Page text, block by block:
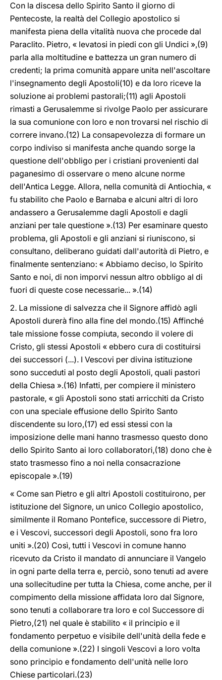
Con la discesa dello Spirito Santo il giorno di
Pentecoste, la realtà del Collegio apostolico si
manifesta piena della vitalità nuova che procede dal
Paraclito. Pietro, « levatosi in piedi con gli Undici »,(9)
parla alla moltitudine e battezza un gran numero di
credenti; la prima comunità appare unita nell'ascoltare
l'insegnamento degli Apostoli(10) e da loro riceve la
soluzione ai problemi pastorali;(11) agli Apostoli
rimasti a Gerusalemme si rivolge Paolo per assicurare
la sua comunione con loro e non trovarsi nel rischio di
correre invano.(12) La consapevolezza di formare un
corpo indiviso si manifesta anche quando sorge la
questione dell'obbligo per i cristiani provenienti dal
paganesimo di osservare o meno alcune norme
dell'Antica Legge. Allora, nella comunità di Antiochia, «
fu stabilito che Paolo e Barnaba e alcuni altri di loro
andassero a Gerusalemme dagli Apostoli e dagli
anziani per tale questione ».(13) Per esaminare questo
problema, gli Apostoli e gli anziani si riuniscono, si
consultano, deliberano guidati dall'autorità di Pietro, e
finalmente sentenziano: « Abbiamo deciso, lo Spirito
Santo e noi, di non imporvi nessun altro obbligo al di
fuori di queste cose necessarie... ».(14)
2. La missione di salvezza che il Signore affidò agli
Apostoli durerà fino alla fine del mondo.(15) Affinché
tale missione fosse compiuta, secondo il volere di
Cristo, gli stessi Apostoli « ebbero cura di costituirsi
dei successori (...). I Vescovi per divina istituzione
sono succeduti al posto degli Apostoli, quali pastori
della Chiesa ».(16) Infatti, per compiere il ministero
pastorale, « gli Apostoli sono stati arricchiti da Cristo
con una speciale effusione dello Spirito Santo
discendente su loro,(17) ed essi stessi con la
imposizione delle mani hanno trasmesso questo dono
dello Spirito Santo ai loro collaboratori,(18) dono che è
stato trasmesso fino a noi nella consacrazione
episcopale ».(19)
« Come san Pietro e gli altri Apostoli costituirono, per
istituzione del Signore, un unico Collegio apostolico,
similmente il Romano Pontefice, successore di Pietro,
e i Vescovi, successori degli Apostoli, sono fra loro
uniti ».(20) Così, tutti i Vescovi in comune hanno
ricevuto da Cristo il mandato di annunciare il Vangelo
in ogni parte della terra e, perciò, sono tenuti ad avere
una sollecitudine per tutta la Chiesa, come anche, per il
compimento della missione affidata loro dal Signore,
sono tenuti a collaborare tra loro e col Successore di
Pietro,(21) nel quale è stabilito « il principio e il
fondamento perpetuo e visibile dell'unità della fede e
della comunione ».(22) I singoli Vescovi a loro volta
sono principio e fondamento dell'unità nelle loro
Chiese particolari.(23)